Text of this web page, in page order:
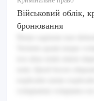
Військовий облік,
бронювання